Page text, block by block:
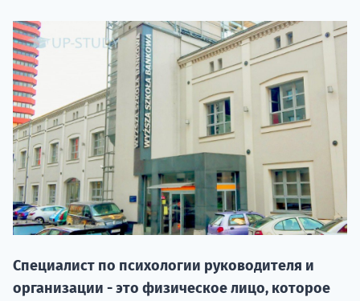
Специалист по психологии руководителя и
организации - это физическое лицо, которое
НАБОР